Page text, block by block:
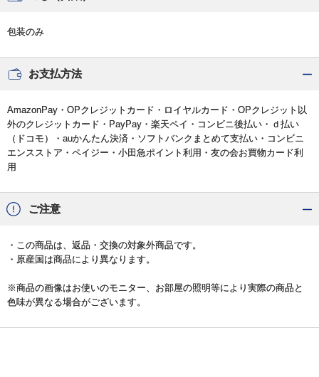
包装のみ
お支払方法
AmazonPay・OPクレジットカード・ロイヤルカード・OPクレジット以
外のクレジットカード・PayPay・楽天ペイ・コンビニ後払い・ｄ払い
（ドコモ）・auかんたん決済・ソフトバンクまとめて支払い・コンビニ
エンスストア・ペイジー・小田急ポイント利用・友の会お買物カード利
用
ご注意
・この商品は、返品・交換の対象外商品です。
・原産国は商品により異なります。
※商品の画像はお使いのモニター、お部屋の照明等により実際の商品と
色味が異なる場合がございます。